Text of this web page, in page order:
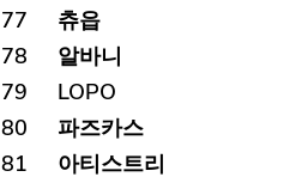
77
츄읍
78
알바니
79
LOPO
80
파즈카스
81
아티스트리